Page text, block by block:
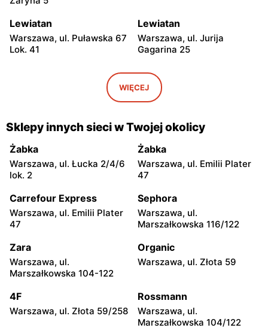
Lewiatan
Warszawa, ul. Puławska 67
Lok. 41
Lewiatan
Warszawa, ul. Jurija
Gagarina 25
Warszawa, ul. Egipska 4
Lewiatan
Warszawa, ul. Elbląska 37
Warszawa, ul. Erazma
Ciołka 30
Warszawa, ul.
Międzyborska 48
Lewiatan
Warszawa, ul. Sabały 3
Lewiatan
Warszawa, ul. Majdańska 11
Lewiatan
Warszawa al. Stanów
Zjednoczonych 72 Lok. 4
Lewiatan
Warszawa, ul.
Bernardyńska 25
Lewiatan
Warszawa, ul. Bolesława
Podczaszyńskiego 1/3
Lewiatan
Warszawa, ul. Sonaty 5
Lewiatan
Warszawa, ul. Gen.
Lewiatan
Warszawa, ul. Sándora
Petöfiego 3
WIĘCEJ
Sklepy innych sieci w Twojej okolicy
Żabka
Warszawa, ul. Łucka 2/4/6
lok. 2
Żabka
Warszawa, ul. Emilii Plater
47
Carrefour Express
Warszawa, ul. Emilii Plater
47
Sephora
Warszawa, ul.
Marszałkowska 116/122
Zara
Warszawa, ul.
Marszałkowska 104-122
Organic
Warszawa, ul. Złota 59
4F
Warszawa, ul. Złota 59/258
Rossmann
Warszawa, ul.
Marszałkowska 104/122